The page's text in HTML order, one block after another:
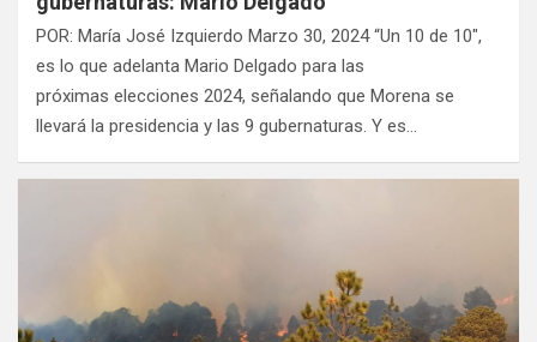
POR: María José Izquierdo Marzo 30, 2024 “Un 10 de 10″,
es lo que adelanta Mario Delgado para las
próximas elecciones 2024, señalando que Morena se
llevará la presidencia y las 9 gubernaturas. Y es…